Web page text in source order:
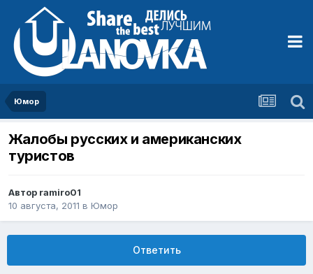
Юмор
Жалобы русских и американских
туристов
Автор ramiro01
10 августа, 2011 в Юмор
Ответить